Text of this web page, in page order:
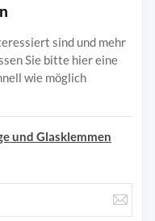
sind und mehr
Sie bitte hier eine
wie möglich
und Glasklemmen